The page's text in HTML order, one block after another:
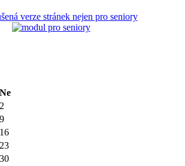
verze stránek nejen pro seniory
Ne
2
9
16
23
30